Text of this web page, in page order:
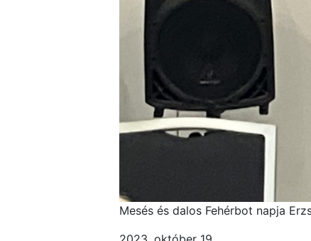
Mesés és dalos Fehérbot napja